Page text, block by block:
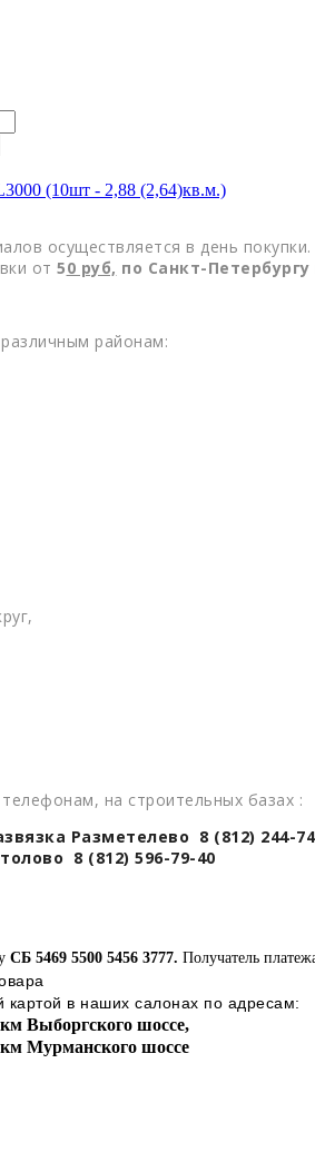
осуществляется в день
от 50 руб, по Санкт-Петербургу
районам:
на строительных базах :
Разметелево 8 (812) 244-
8 (812) 596-79-40
СБ 5469 5500 5456 3777. Получатель
картой в наших салонах по адресам:
Выборгского шоссе,
км Мурманского шоссе